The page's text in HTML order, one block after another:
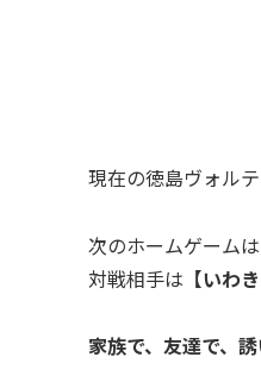
現在の徳島ヴォル
次のホームゲーム
対戦相手は 【いわ
家族で、友達で、